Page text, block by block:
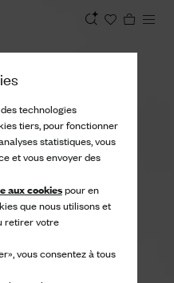
technologies
tiers, pour fonctionner
statistiques, vous
et vous envoyer des
aux cookiespour en
que nous utilisons et
retirer votre
vous consentez à tous
Afficher